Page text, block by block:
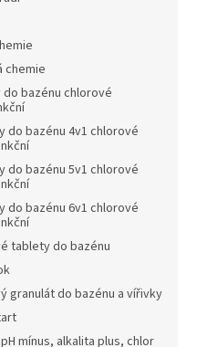
chemie
bazénu chlorové
do bazénu 4v1 chlorové
do bazénu 5v1 chlorové
do bazénu 6v1 chlorové
tablety do bazénu
granulát do bazénu a vířivky
mínus, alkalita plus, chlor